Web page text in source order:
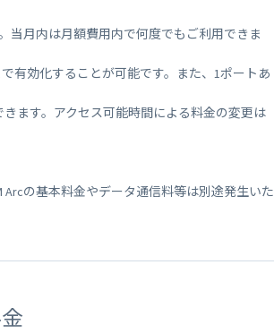
当月内は月額費用内で何度でもご利用できま
有効化することが可能です。また、1ポートあ
ます。アクセス可能時間による料金の変更は
Arcの基本料金やデータ通信料等は別途発生いた